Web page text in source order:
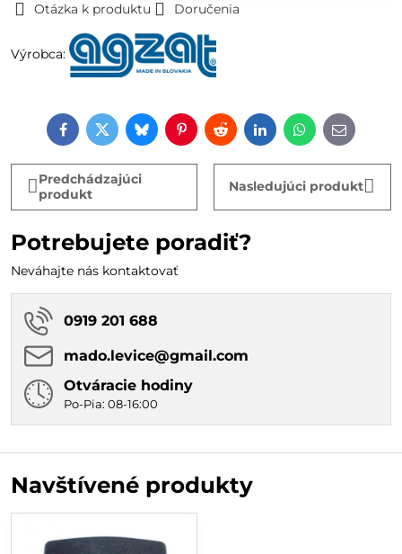
Otázka k produktu Doručenia
Výrobca:
FacebookTwitterBlueskyPinterestRedditLinkedInWhatsApp
E-
mail
Predchádzajúci
produkt
Nasledujúci produkt
Potrebujete poradiť?
Neváhajte nás kontaktovať
0919 201 688
mado​.levice​@gmail​.com
Otváracie hodiny
Po-Pia: 08-16:00
Navštívené produkty